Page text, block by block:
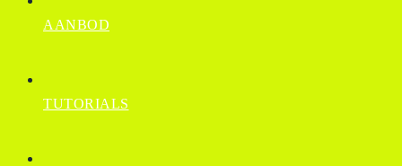
AANBOD
TUTORIALS